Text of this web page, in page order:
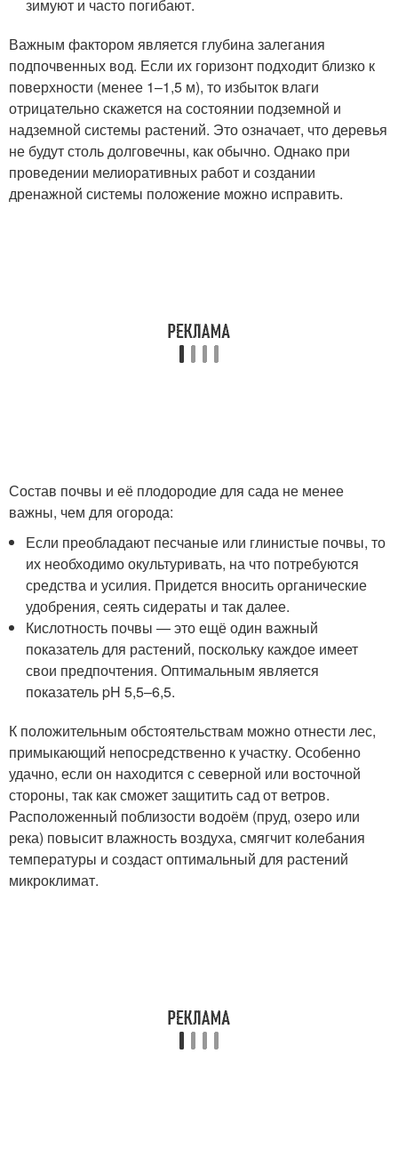
зимуют и часто погибают.
Важным фактором является глубина залегания
подпочвенных вод. Если их горизонт подходит близко к
поверхности (менее 1–1,5 м), то избыток влаги
отрицательно скажется на состоянии подземной и
надземной системы растений. Это означает, что деревья
не будут столь долговечны, как обычно. Однако при
проведении мелиоративных работ и создании
дренажной системы положение можно исправить.
Состав почвы и её плодородие для сада не менее
важны, чем для огорода:
Если преобладают песчаные или глинистые почвы, то
их необходимо окультуривать, на что потребуются
средства и усилия. Придется вносить органические
удобрения, сеять сидераты и так далее.
Кислотность почвы — это ещё один важный
показатель для растений, поскольку каждое имеет
свои предпочтения. Оптимальным является
показатель pH 5,5–6,5.
К положительным обстоятельствам можно отнести лес,
примыкающий непосредственно к участку. Особенно
удачно, если он находится с северной или восточной
стороны, так как сможет защитить сад от ветров.
Расположенный поблизости водоём (пруд, озеро или
река) повысит влажность воздуха, смягчит колебания
температуры и создаст оптимальный для растений
микроклимат.